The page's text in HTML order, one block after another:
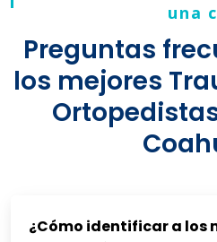
una
Preguntas
los mejores
¿Cómo identificar a los